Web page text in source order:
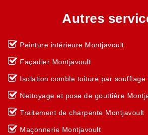
Autres
Peinture intérieure Montjavoult
Façadier Montjavoult
Isolation comble toiture par soufflage
Nettoyage et pose de gouttière
Traitement de charpente Montjavoult
Maçonnerie Montjavoult